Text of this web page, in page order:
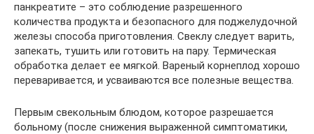
панкреатите – это соблюдение разрешенного
количества продукта и безопасного для поджелудочной
железы способа приготовления. Свеклу следует варить,
запекать, тушить или готовить на пару. Термическая
обработка делает ее мягкой. Вареный корнеплод хорошо
переваривается, и усваиваются все полезные вещества.
Первым свекольным блюдом, которое разрешается
больному (после снижения выраженной симптоматики,